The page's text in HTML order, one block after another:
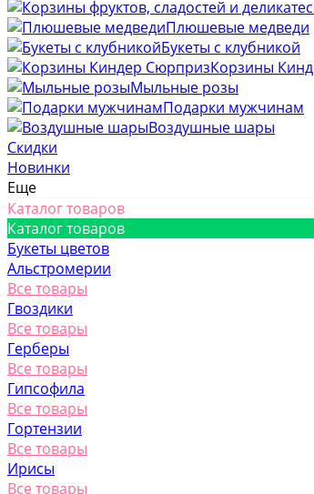
Плюшевые медведи
Букеты с клубникой
Корзины
Мыльные розы
Подарки мужчинам
Воздушные шары
Скидки
Новинки
Еще
Каталог товаров
Каталог товаров
Букеты цветов
Альстромерии
Все товары
Гвоздики
Все товары
Герберы
Все товары
Гипсофила
Все товары
Гортензии
Все товары
Ирисы
Все товары